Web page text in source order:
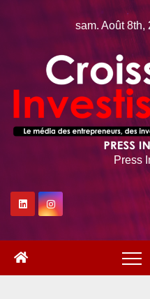
sam. Août 8th,
Press